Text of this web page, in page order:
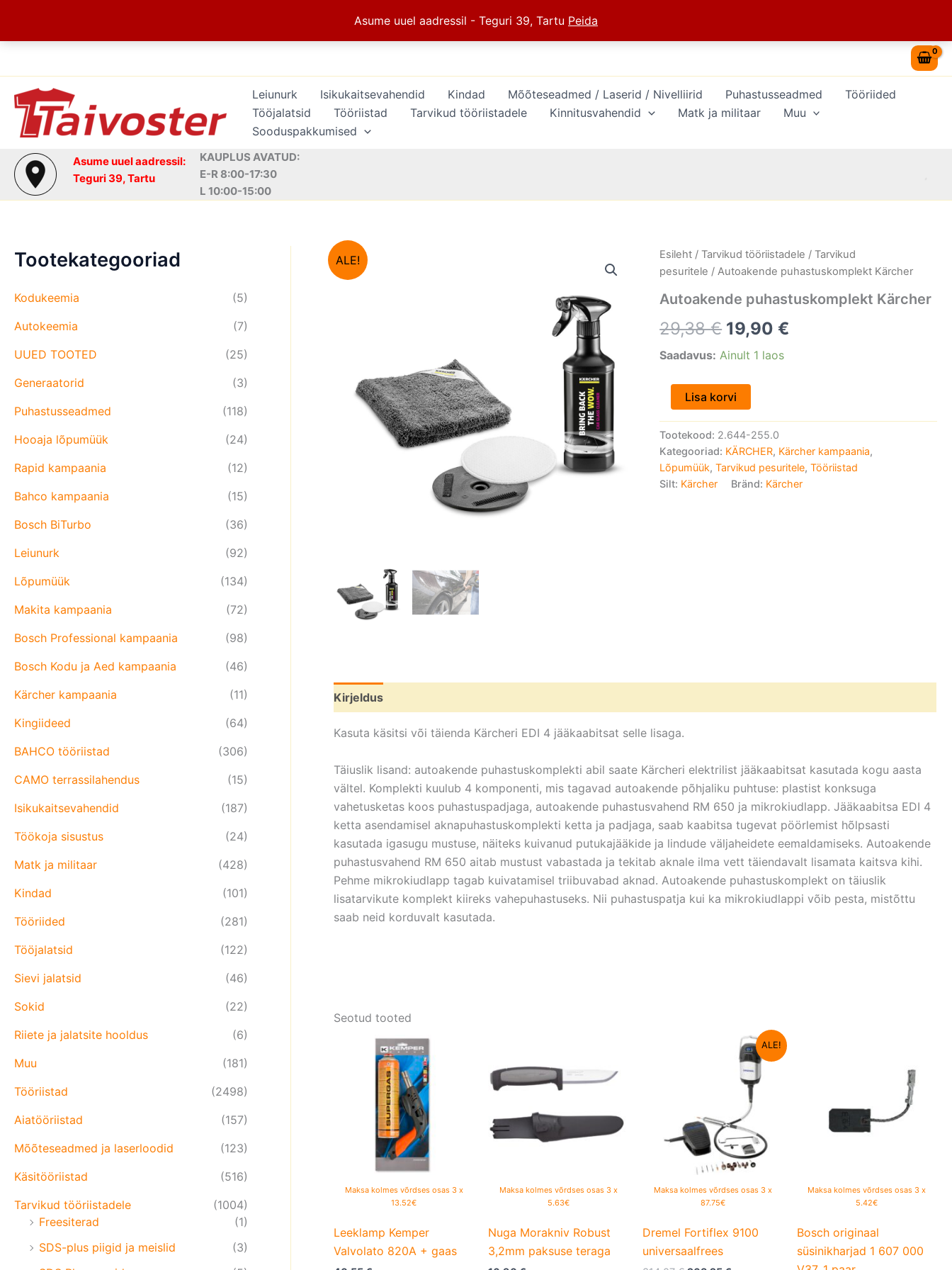
Asume uuel aadressil - Teguri 39, Tartu Peida
content
Leiunurk Isikukaitsevahendid Kindad Mõõteseadmed / Laserid / Nivelliirid Puhastusseadmed
Tööriided
Tööjalatsid
Tööriistad Tarvikud tööriistadele Kinnitusvahendid Matk ja militaar
Muu
Sooduspakkumised
Asume uuel aadressil:
Teguri 39, Tartu
KAUPLUS AVATUD:
E-R 8:00-17:30
L 10:00-15:00
Tootekategooriad
Kodukeemia
(5)
Autokeemia
(7)
UUED TOOTED
(25)
Generaatorid
(3)
Puhastusseadmed
(118)
Hooaja lõpumüük
(24)
Rapid kampaania
(12)
Bahco kampaania
(15)
Bosch BiTurbo
(36)
Leiunurk
(92)
Lõpumüük
(134)
Makita kampaania
(72)
Bosch Professional kampaania
(98)
Bosch Kodu ja Aed kampaania
(46)
Kärcher kampaania
(11)
Kingiideed
(64)
BAHCO tööriistad
(306)
CAMO terrassilahendus
(15)
Isikukaitsevahendid
(187)
Töökoja sisustus
(24)
Matk ja militaar
(428)
Kindad
(101)
Tööriided
(281)
Tööjalatsid
(122)
Sievi jalatsid
(46)
Sokid
(22)
Riiete ja jalatsite hooldus
(6)
Muu
(181)
Tööriistad
(2498)
Aiatööriistad
(157)
Mõõteseadmed ja laserloodid
(123)
Käsitööriistad
(516)
Tarvikud tööriistadele
(1004)
Freesiterad
(1)
SDS-plus piigid ja meislid
(3)
ALE! Esileht /Tarvikud tööriistadele /Tarvikud
pesuritele / Autoakende puhastuskomplekt Kärcher
Autoakende puhastuskomplekt Kärcher
29,38€
Algne
29,38 €.
19,90€
Current
Saadavus: Ainult 1 laos
Autoakende
puhastuskomplekt
Kärcher
kogus
Lisa korvi
Tootekood: 2.644-255.0
Kategooriad: KÄRCHER, Kärcher kampaania,
Lõpumüük,Tarvikud pesuritele,Tööriistad
Silt: Kärcher Bränd: Kärcher
Kirjeldus
Kasuta käsitsi või täienda Kärcheri EDI 4 jääkaabitsat selle lisaga.
Täiuslik lisand: autoakende puhastuskomplekti abil saate Kärcheri elektrilist jääkaabitsat kasutada kogu aasta
vältel. Komplekti kuulub 4 komponenti, mis tagavad autoakende põhjaliku puhtuse: plastist konksuga
vahetusketas koos puhastuspadjaga, autoakende puhastusvahend RM 650 ja mikrokiudlapp. Jääkaabitsa EDI 4
ketta asendamisel aknapuhastuskomplekti ketta ja padjaga, saab kaabitsa tugevat pöörlemist hõlpsasti
kasutada igasugu mustuse, näiteks kuivanud putukajääkide ja lindude väljaheidete eemaldamiseks. Autoakende
puhastusvahend RM 650 aitab mustust vabastada ja tekitab aknale ilma vett täiendavalt lisamata kaitsva kihi.
Pehme mikrokiudlapp tagab kuivatamisel triibuvabad aknad. Autoakende puhastuskomplekt on täiuslik
lisatarvikute komplekt kiireks vahepuhastuseks. Nii puhastuspatja kui ka mikrokiudlappi võib pesta, mistõttu
saab neid korduvalt kasutada.
Seotud tooted
Maksa kolmes võrdses osas 3 x
13.52€
Leeklamp Kemper
Valvolato 820A + gaas
Maksa kolmes võrdses osas 3 x
5.63€
Nuga Morakniv Robust
3,2mm paksuse teraga
ALE!
Maksa kolmes võrdses osas 3 x
87.75€
Dremel Fortiflex 9100
universaalfrees
Current
price
is:
263,25 €.
Maksa kolmes võrdses osas 3 x
5.42€
Bosch originaal
süsinikharjad 1 607 000